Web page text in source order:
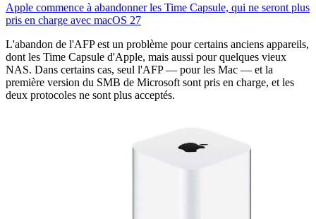
Apple commence à abandonner les Time Capsule, qui ne seront plus
pris en charge avec macOS 27
L'abandon de l'AFP est un problème pour certains anciens appareils,
dont les Time Capsule d'Apple, mais aussi pour quelques vieux
NAS. Dans certains cas, seul l'AFP — pour les Mac — et la
première version du SMB de Microsoft sont pris en charge, et les
deux protocoles ne sont plus acceptés.